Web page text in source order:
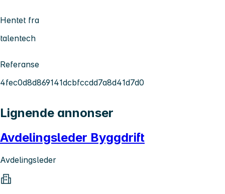
Hentet fra
talentech
Referanse
4fec0d8d869141dcbfccdd7a8d41d7d0
Lignende annonser
Avdelingsleder Byggdrift
Avdelingsleder